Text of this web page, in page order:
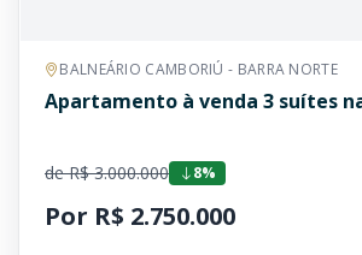
BALNEÁRIO CAMBORIÚ - BARRA NORTE
Apartamento à venda 3 suítes
de R$ 3.000.000 8%
Por R$ 2.750.000